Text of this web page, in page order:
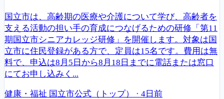
国立市は、高齢期の医療や介護について学び、高齢者を
支える活動の担い手の育成につなげるための研修「第11
期国立市シニアカレッジ研修」を開催します。対象は国
立市に住民登録がある方で、定員は15名です。費用は無
料で、申込は8月5日から8月18日までに電話または窓口
にてお申し込みく...
健康・福祉 国立市公式（トップ） · 4日前